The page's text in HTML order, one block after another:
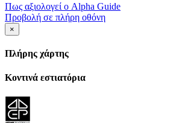
Πως αξιολογεί ο Alpha Guide
Προβολή σε πλήρη οθόνη
×
Πλήρης χάρτης
Κοντινά εστιατόρια